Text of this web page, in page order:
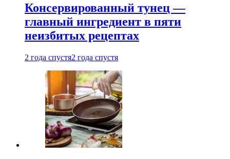
Консервированный тунец —
главный ингредиент в пяти
неизбитых рецептах
2 года спустя2 года спустя